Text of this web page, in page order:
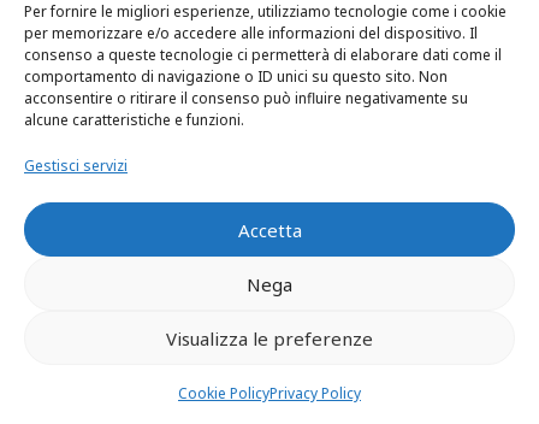
Per fornire le migliori esperienze, utilizziamo tecnologie come i cookie
per memorizzare e/o accedere alle informazioni del dispositivo. Il
consenso a queste tecnologie ci permetterà di elaborare dati come il
comportamento di navigazione o ID unici su questo sito. Non
acconsentire o ritirare il consenso può influire negativamente su
alcune caratteristiche e funzioni.
Gestisci servizi
Accetta
Nega
Visualizza le preferenze
Cookie PolicyPrivacy Policy
PEDONI
INCIDENTI GRAVI E MORTALI AUTO MOTO
PEDONI|malasanità risarcimento danni
INCIDENTI GRAVI E MORTALI AUTO MOTO
PEDONI|News consulenze separazioni divorzi e
Incidenti gravissimi o mortali
La separazione delle coppie di cittadini extra
luci e vedute cause tra vicinato e confini
MIGLIOR AVVOCATO BOLOGNA